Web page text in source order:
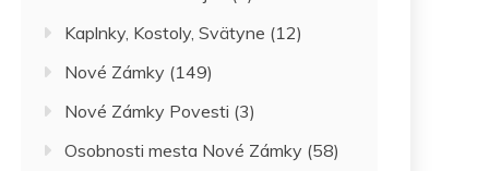
Kaplnky, Kostoly, Svätyne (12)
Nové Zámky (149)
Nové Zámky Povesti (3)
Osobnosti mesta Nové Zámky (58)